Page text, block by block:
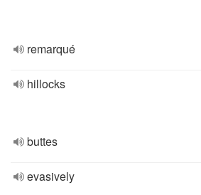
remarqué
hillocks
buttes
evasively